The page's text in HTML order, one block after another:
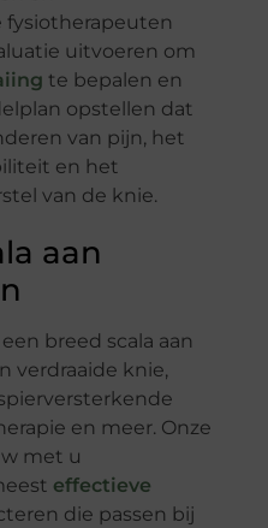
fysiotherapeuten
uitvoeren om
te bepalen en
opstellen dat
van pijn, het
en het
van de knie.
aan
breed scala aan
verdraaide knie,
en meer. Onze
met u
effectieve
die passen bij